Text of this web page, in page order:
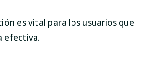
es vital para los usuarios que
efectiva.